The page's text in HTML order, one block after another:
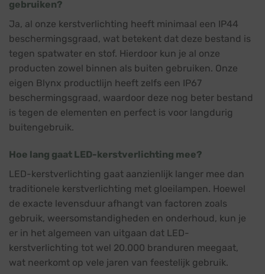
gebruiken?
Ja, al onze kerstverlichting heeft minimaal een IP44
beschermingsgraad, wat betekent dat deze bestand is
tegen spatwater en stof. Hierdoor kun je al onze
producten zowel binnen als buiten gebruiken. Onze
eigen Blynx productlijn heeft zelfs een IP67
beschermingsgraad, waardoor deze nog beter bestand
is tegen de elementen en perfect is voor langdurig
buitengebruik.
Hoe lang gaat LED-kerstverlichting mee?
LED-kerstverlichting gaat aanzienlijk langer mee dan
traditionele kerstverlichting met gloeilampen. Hoewel
de exacte levensduur afhangt van factoren zoals
gebruik, weersomstandigheden en onderhoud, kun je
er in het algemeen van uitgaan dat LED-
kerstverlichting tot wel 20.000 branduren meegaat,
wat neerkomt op vele jaren van feestelijk gebruik.